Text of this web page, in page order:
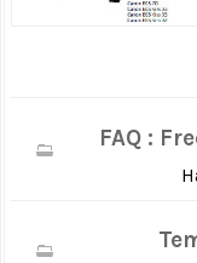
FAQ :